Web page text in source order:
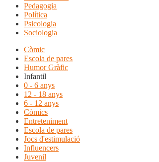
Pedagogia
Política
Psicologia
Sociologia
Còmic
Escola de pares
Humor Gràfic
Infantil
0 - 6 anys
12 - 18 anys
6 - 12 anys
Còmics
Entreteniment
Escola de pares
Jocs d'estimulació
Influencers
Juvenil